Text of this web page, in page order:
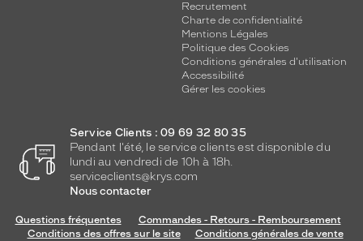
Recrutement
Charte de confidentialité
Mentions Légales
Politique des Cookies
Conditions générales d'utilisation
Accessibilité
Gérer les cookies
Service Clients : 09 69 32 80 35
Pendant l'été, le service clients est disponible du
lundi au vendredi de 10h à 18h.
serviceclients@krys.com
Nous contacter
Questions fréquentes
Commandes - Retours - Remboursement
Conditions des offres sur le site
Conditions générales de vente